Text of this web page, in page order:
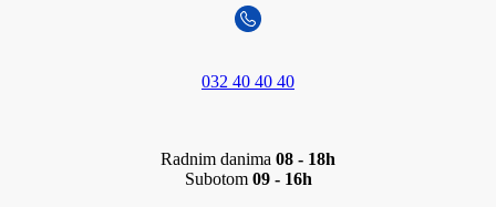
032 40 40 40
Radnim danima 08 - 18h
Subotom 09 - 16h